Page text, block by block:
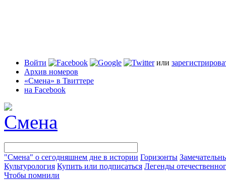
Войти или
Архив номеров
«Смена» в Твиттере
на Facebook
"Смена" о сегодняшнем дне в истории Горизонты
Культурология Купить или подписаться Легенды
Чтобы помнили